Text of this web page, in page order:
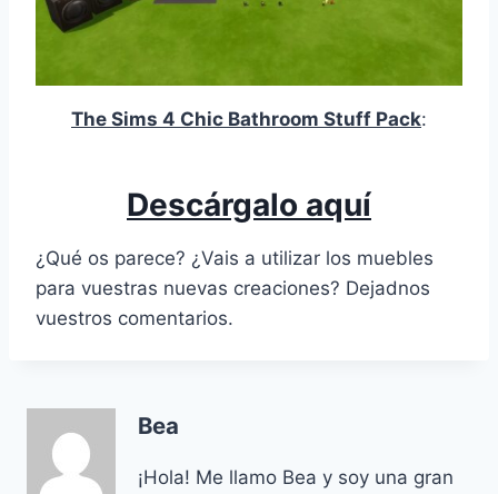
The Sims 4 Chic Bathroom Stuff Pack:
Descárgalo aquí
¿Qué os parece? ¿Vais a utilizar los muebles
para vuestras nuevas creaciones? Dejadnos
vuestros comentarios.
Bea
¡Hola! Me llamo Bea y soy una gran